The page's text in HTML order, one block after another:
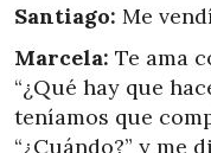
Santiago: Me
Marcela: Te ama
“¿Qué hay que
teníamos que
“¿Cuándo?” y me